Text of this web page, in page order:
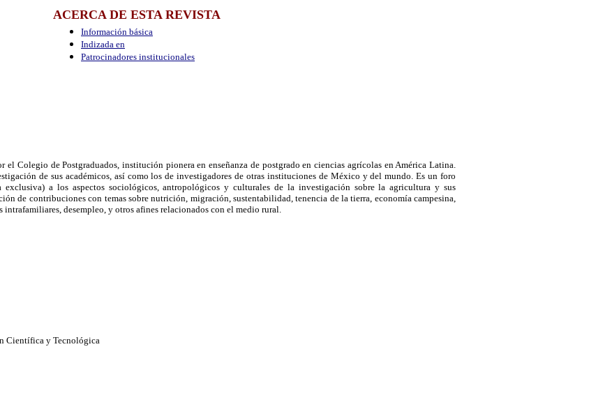
ACERCA DE ESTA REVISTA
Información básica
Indizada en
Patrocinadores institucionales
el Colegio de Postgraduados, institución pionera en enseñanza de postgrado en ciencias agrícolas en América Latina.
de sus académicos, así como los de investigadores de otras instituciones de México y del mundo. Es un foro
exclusiva) a los aspectos sociológicos, antropológicos y culturales de la investigación sobre la agricultura y sus
de contribuciones con temas sobre nutrición, migración, sustentabilidad, tenencia de la tierra, economía campesina,
desempleo, y otros afines relacionados con el medio rural.
Científica y Tecnológica